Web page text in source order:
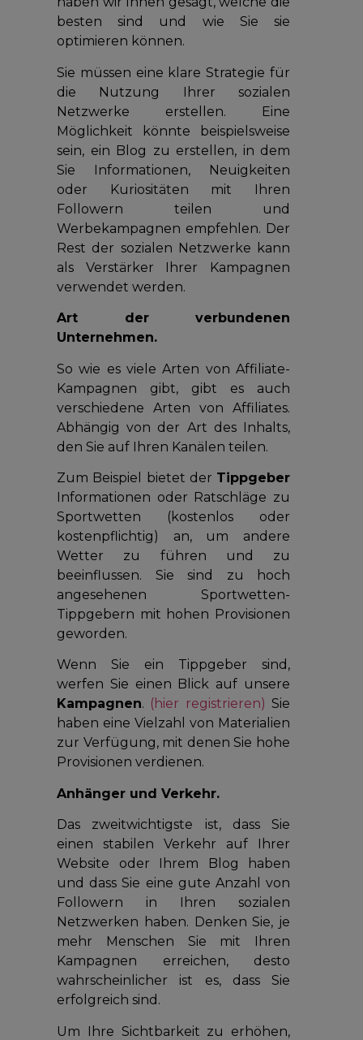
besten sind und wie Sie sie
optimieren können.
Sie müssen eine klare Strategie für
die Nutzung Ihrer sozialen
Netzwerke erstellen. Eine
Möglichkeit könnte beispielsweise
sein, ein Blog zu erstellen, in dem
Sie Informationen, Neuigkeiten
oder Kuriositäten mit Ihren
Followern teilen und
Werbekampagnen empfehlen. Der
Rest der sozialen Netzwerke kann
als Verstärker Ihrer Kampagnen
verwendet werden.
Art der verbundenen
Unternehmen.
So wie es viele Arten von Affiliate-
Kampagnen gibt, gibt es auch
verschiedene Arten von Affiliates.
Abhängig von der Art des Inhalts,
den Sie auf Ihren Kanälen teilen.
Zum Beispiel bietet der Tippgeber
Informationen oder Ratschläge zu
Sportwetten (kostenlos oder
kostenpflichtig) an, um andere
Wetter zu führen und zu
beeinflussen. Sie sind zu hoch
angesehenen Sportwetten-
Tippgebern mit hohen Provisionen
geworden.
Wenn Sie ein Tippgeber sind,
werfen Sie einen Blick auf unsere
Kampagnen. (hier registrieren) Sie
haben eine Vielzahl von Materialien
zur Verfügung, mit denen Sie hohe
Provisionen verdienen.
Anhänger und Verkehr.
Das zweitwichtigste ist, dass Sie
einen stabilen Verkehr auf Ihrer
Website oder Ihrem Blog haben
und dass Sie eine gute Anzahl von
Followern in Ihren sozialen
Netzwerken haben. Denken Sie, je
mehr Menschen Sie mit Ihren
Kampagnen erreichen, desto
wahrscheinlicher ist es, dass Sie
erfolgreich sind.
Um Ihre Sichtbarkeit zu erhöhen,